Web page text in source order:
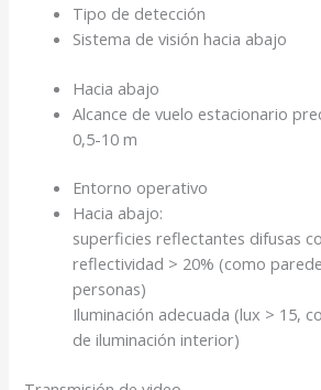
Tipo de detección
Sistema de visión hacia abajo
Hacia abajo
Alcance de vuelo estacionario
0,5-10 m
Entorno operativo
Hacia abajo:
superficies reflectantes difusas
reflectividad > 20% (como
personas)
Iluminación adecuada (lux > 15,
de iluminación interior)